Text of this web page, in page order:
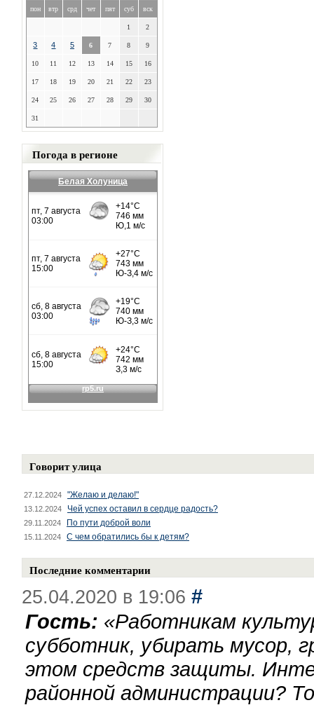
пон втр срд чет пят суб вск
1 2
3 4 5 6 7 8 9
10 11 12 13 14 15 16
17 18 19 20 21 22 23
24 25 26 27 28 29 30
31
Погода в регионе
Белая Холуница
Говорит улица
27.12.2024 "Желаю и делаю!"
13.12.2024 Чей успех оставил в сердце радость?
29.11.2024 По пути доброй воли
15.11.2024 С чем обратились бы к детям?
Последние комментарии
25.04.2020 в 19:06 #
Гость: «Работникам
субботник, убирать мусор,
этом средств защиты.
районной администрации?